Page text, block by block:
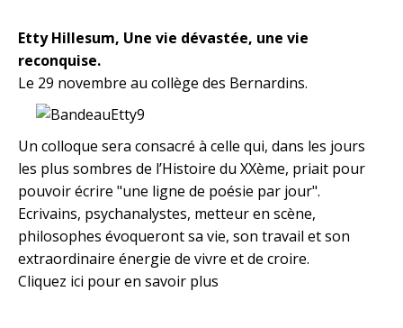
Etty Hillesum, Une vie dévastée, une vie
reconquise.
Le 29 novembre au collège des Bernardins.
Un colloque sera consacré à celle qui, dans les jours
les plus sombres de l’Histoire du XXème, priait pour
pouvoir écrire "une ligne de poésie par jour".
Ecrivains, psychanalystes, metteur en scène,
philosophes évoqueront sa vie, son travail et son
extraordinaire énergie de vivre et de croire.
Cliquez ici pour en savoir plus